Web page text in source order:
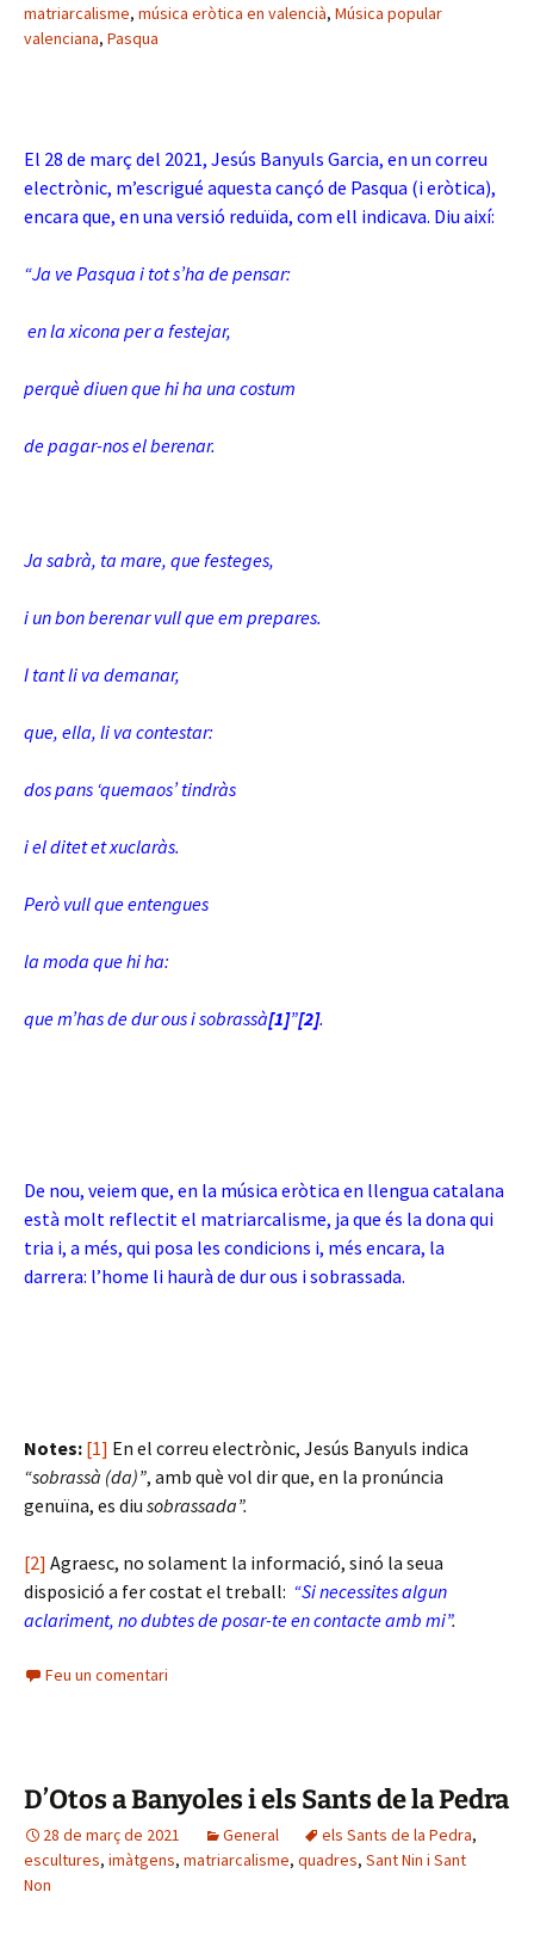
matriarcalisme, música eròtica en valencià, Música popular
valenciana, Pasqua
El 28 de març del 2021, Jesús Banyuls Garcia, en un correu
electrònic, m’escrigué aquesta cançó de Pasqua (i eròtica),
encara que, en una versió reduïda, com ell indicava. Diu així:
“Ja ve Pasqua i tot s’ha de pensar:
en la xicona per a festejar,
perquè diuen que hi ha una costum
de pagar-nos el berenar.
Ja sabrà, ta mare, que festeges,
i un bon berenar vull que em prepares.
I tant li va demanar,
que, ella, li va contestar:
dos pans ‘quemaos’ tindràs
i el ditet et xuclaràs.
Però vull que entengues
la moda que hi ha:
que m’has de dur ous i sobrassà[1]”[2].
De nou, veiem que, en la música eròtica en llengua catalana
està molt reflectit el matriarcalisme, ja que és la dona qui
tria i, a més, qui posa les condicions i, més encara, la
darrera: l’home li haurà de dur ous i sobrassada.
Notes: [1] En el correu electrònic, Jesús Banyuls indica
“sobrassà (da)”, amb què vol dir que, en la pronúncia
genuïna, es diu sobrassada”.
[2] Agraesc, no solament la informació, sinó la seua
disposició a fer costat el treball: “Si necessites algun
aclariment, no dubtes de posar-te en contacte amb mi”.
Feu un comentari
D’Otos a Banyoles i els Sants de la Pedra
28 de març de 2021 General els Sants de la Pedra,
escultures, imàtgens, matriarcalisme, quadres, Sant Nin i Sant
Non